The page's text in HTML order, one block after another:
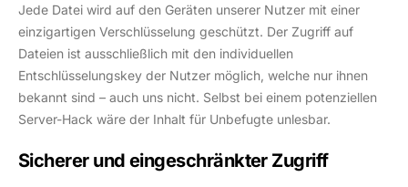
Jede Datei wird auf den Geräten unserer Nutzer mit einer
einzigartigen Verschlüsselung geschützt. Der Zugriff auf
Dateien ist ausschließlich mit den individuellen
Entschlüsselungskey der Nutzer möglich, welche nur ihnen
bekannt sind – auch uns nicht. Selbst bei einem potenziellen
Server-Hack wäre der Inhalt für Unbefugte unlesbar.
Sicherer und eingeschränkter Zugriff